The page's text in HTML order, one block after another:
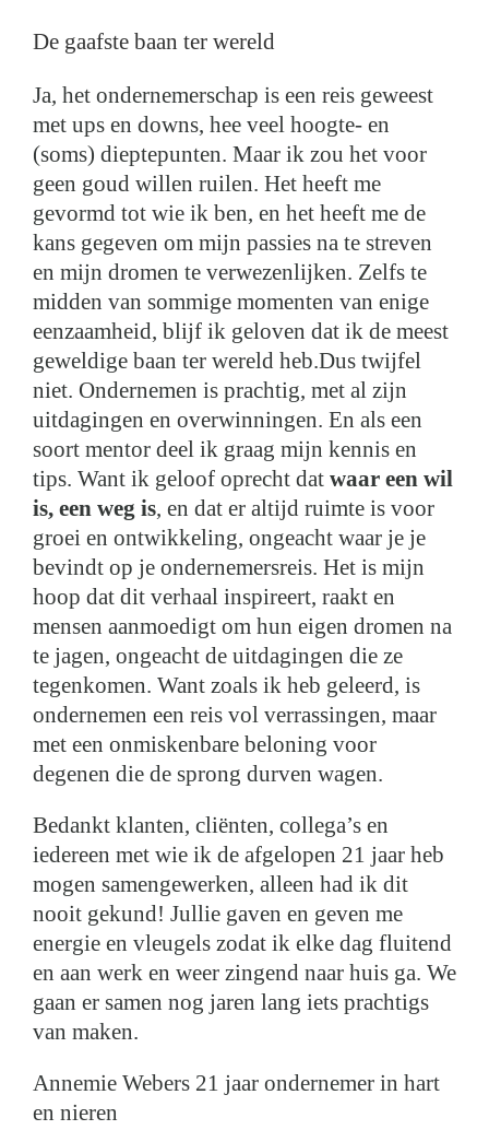
De gaafste baan ter wereld
Ja, het ondernemerschap is een reis geweest
met ups en downs, hee veel hoogte- en
(soms) dieptepunten. Maar ik zou het voor
geen goud willen ruilen. Het heeft me
gevormd tot wie ik ben, en het heeft me de
kans gegeven om mijn passies na te streven
en mijn dromen te verwezenlijken. Zelfs te
midden van sommige momenten van enige
eenzaamheid, blijf ik geloven dat ik de meest
geweldige baan ter wereld heb.Dus twijfel
niet. Ondernemen is prachtig, met al zijn
uitdagingen en overwinningen. En als een
soort mentor deel ik graag mijn kennis en
tips. Want ik geloof oprecht dat waar een wil
is, een weg is, en dat er altijd ruimte is voor
groei en ontwikkeling, ongeacht waar je je
bevindt op je ondernemersreis. Het is mijn
hoop dat dit verhaal inspireert, raakt en
mensen aanmoedigt om hun eigen dromen na
te jagen, ongeacht de uitdagingen die ze
tegenkomen. Want zoals ik heb geleerd, is
ondernemen een reis vol verrassingen, maar
met een onmiskenbare beloning voor
degenen die de sprong durven wagen.
Bedankt klanten, cliënten, collega’s en
iedereen met wie ik de afgelopen 21 jaar heb
mogen samengewerken, alleen had ik dit
nooit gekund! Jullie gaven en geven me
energie en vleugels zodat ik elke dag fluitend
en aan werk en weer zingend naar huis ga. We
gaan er samen nog jaren lang iets prachtigs
van maken.
Annemie Webers 21 jaar ondernemer in hart
en nieren